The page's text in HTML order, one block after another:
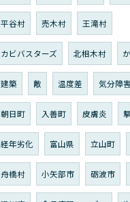
平谷村 売木村 王滝村
カビバスターズ 北相木村
建築 敵 温度差 気分障害
朝日町 入善町 皮膚炎
経年劣化 富山県 立山町
舟橋村 小矢部市 砺波市